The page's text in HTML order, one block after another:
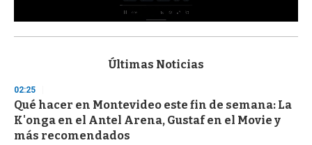
s
d
s
o
f
3
Últimas Noticias
02:25
Qué hacer en Montevideo este fin de semana: La
K'onga en el Antel Arena, Gustaf en el Movie y
más recomendados